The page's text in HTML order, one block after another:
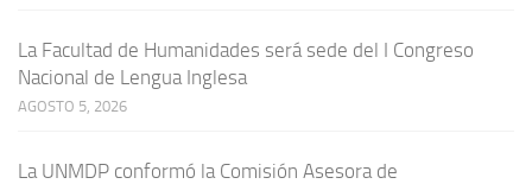
La Facultad de Humanidades será sede del I Congreso
Nacional de Lengua Inglesa
AGOSTO 5, 2026
La UNMDP conformó la Comisión Asesora de